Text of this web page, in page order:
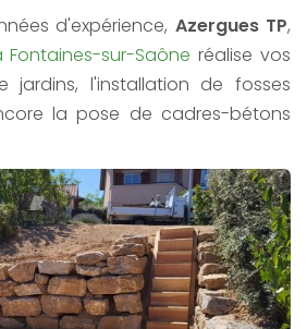
d'expérience, Azergues TP,
sur-Saône réalise vos
jardins, l'installation de fosses
la pose de cadres-bétons